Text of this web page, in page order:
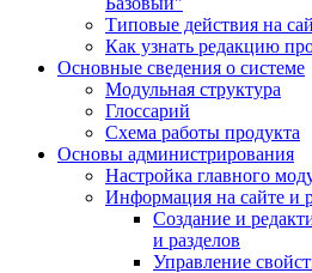
Типовые действия на
Как узнать редакцию
Основные сведения о системе
Модульная структура
Глоссарий
Схема работы продукта
Основы администрирования
Настройка главного
Информация на сайте и
Создание и
и разделов
Управление